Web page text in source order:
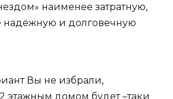
наименее затратную,
надёжную и долговечную
Вы не избрали,
этажным домом будет –таки